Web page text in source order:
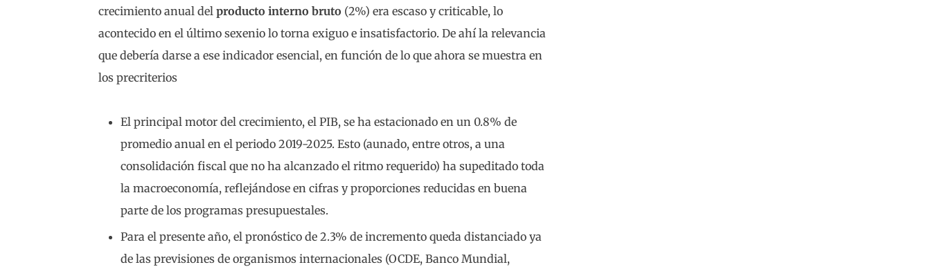
crecimiento anual del producto interno bruto (2%) era escaso y criticable, lo
acontecido en el último sexenio lo torna exiguo e insatisfactorio. De ahí la relevancia
que debería darse a ese indicador esencial, en función de lo que ahora se muestra en
los precriterios
El principal motor del crecimiento, el PIB, se ha estacionado en un 0.8% de
promedio anual en el periodo 2019-2025. Esto (aunado, entre otros, a una
consolidación fiscal que no ha alcanzado el ritmo requerido) ha supeditado toda
la macroeconomía, reflejándose en cifras y proporciones reducidas en buena
parte de los programas presupuestales.
Para el presente año, el pronóstico de 2.3% de incremento queda distanciado ya
de las previsiones de organismos internacionales (OCDE, Banco Mundial,